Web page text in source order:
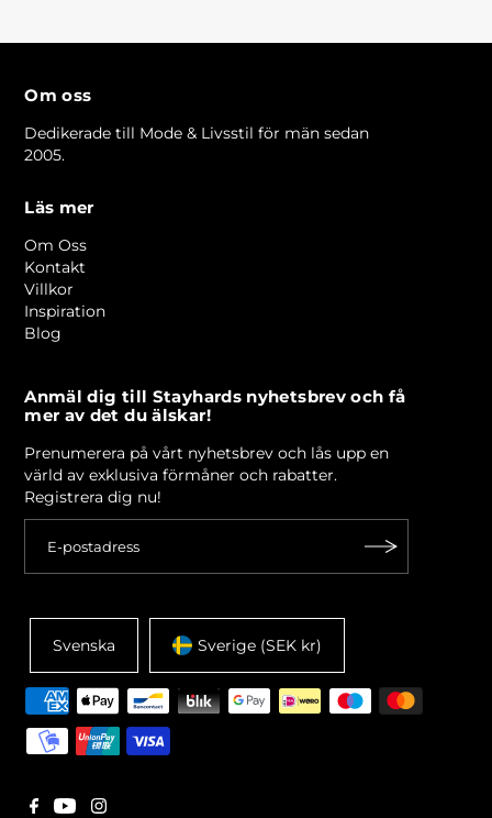
Om oss
Dedikerade till Mode & Livsstil för män sedan
2005.
Läs mer
Om Oss
Kontakt
Villkor
Inspiration
Blog
Anmäl dig till Stayhards nyhetsbrev och få
mer av det du älskar!
Prenumerera på vårt nyhetsbrev och lås upp en
värld av exklusiva förmåner och rabatter.
Registrera dig nu!
Svenska Sverige (SEK kr)